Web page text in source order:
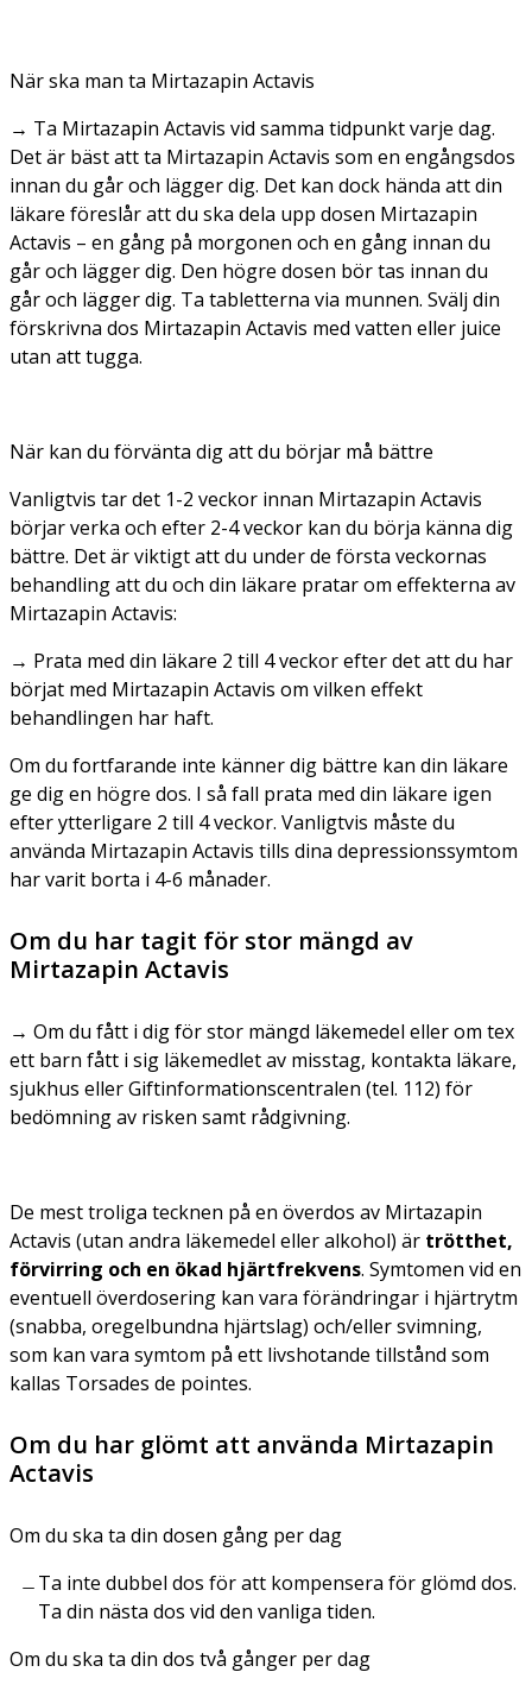
När ska man ta Mirtazapin Actavis
→ Ta Mirtazapin Actavis vid samma tidpunkt varje dag.
Det är bäst att ta Mirtazapin Actavis som en engångsdos
innan du går och lägger dig. Det kan dock hända att din
läkare föreslår att du ska dela upp dosen Mirtazapin
Actavis – en gång på morgonen och en gång innan du
går och lägger dig. Den högre dosen bör tas innan du
går och lägger dig. Ta tabletterna via munnen. Svälj din
förskrivna dos Mirtazapin Actavis med vatten eller juice
utan att tugga.
När kan du förvänta dig att du börjar må bättre
Vanligtvis tar det 1-2 veckor innan Mirtazapin Actavis
börjar verka och efter 2-4 veckor kan du börja känna dig
bättre. Det är viktigt att du under de första veckornas
behandling att du och din läkare pratar om effekterna av
Mirtazapin Actavis:
→ Prata med din läkare 2 till 4 veckor efter det att du har
börjat med Mirtazapin Actavis om vilken effekt
behandlingen har haft.
Om du fortfarande inte känner dig bättre kan din läkare
ge dig en högre dos. I så fall prata med din läkare igen
efter ytterligare 2 till 4 veckor. Vanligtvis måste du
använda Mirtazapin Actavis tills dina depressionssymtom
har varit borta i 4-6 månader.
Om du har tagit för stor mängd av
Mirtazapin Actavis
→ Om du fått i dig för stor mängd läkemedel eller om tex
ett barn fått i sig läkemedlet av misstag, kontakta läkare,
sjukhus eller Giftinformationscentralen (tel. 112) för
bedömning av risken samt rådgivning.
De mest troliga tecknen på en överdos av Mirtazapin
Actavis (utan andra läkemedel eller alkohol) är trötthet,
förvirring och en ökad hjärtfrekvens. Symtomen vid en
eventuell överdosering kan vara förändringar i hjärtrytm
(snabba, oregelbundna hjärtslag) och/eller svimning,
som kan vara symtom på ett livshotande tillstånd som
kallas Torsades de pointes.
Om du har glömt att använda Mirtazapin
Actavis
Om du ska ta din dosen gång per dag
Ta inte dubbel dos för att kompensera för glömd dos.
Ta din nästa dos vid den vanliga tiden.
Om du ska ta din dos två gånger per dag